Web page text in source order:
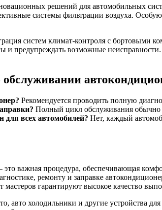
решений для автомобильных
системы фильтрации воздуха.
систем климат-контроля с бортовыми
и предупреждать возможные
Рекомендуется проводить полную
Полный цикл обслуживания обычно
всех автомобилей? Нет, каждый
важная процедура, обеспечивающая
ремонту и заправке
гарантируют высокое качество
авто холодильники и другие устройства